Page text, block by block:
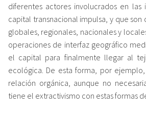
diferentes actores involucrados en las
capital transnacional impulsa, y que son
globales, regionales, nacionales y
operaciones de interfaz geográfico
el capital para finalmente llegar al
ecológica. De esta forma, por
relación orgánica, aunque no
tiene el extractivismo con estas formas